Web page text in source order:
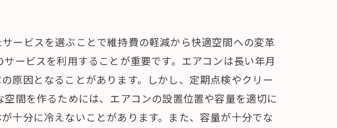
ービスを選ぶことで維持費の軽減から快適空間への変革
ービスを利用することが重要です。エアコンは長い年月
原因となることがあります。しかし、定期点検やクリー
間を作るためには、エアコンの設置位置や容量を適切に
十分に冷えないことがあります。また、容量が十分でな